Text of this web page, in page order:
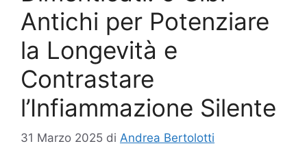
Antichi per Potenziare
la Longevità e
Contrastare
l’Infiammazione Silente
31 Marzo 2025 di Andrea Bertolotti